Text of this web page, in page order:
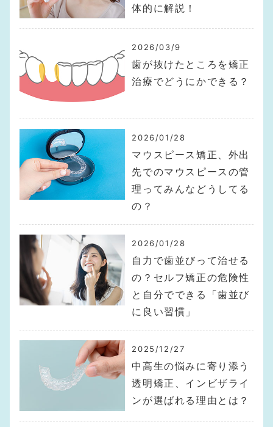
体的に解説！
2026/03/9
歯が抜けたところを矯正
治療でどうにかできる？
2026/01/28
マウスピース矯正、外出
先でのマウスピースの管
理ってみんなどうしてる
の？
2026/01/28
自力で歯並びって治せる
の？セルフ矯正の危険性
と自分でできる「歯並び
に良い習慣」
2025/12/27
中高生の悩みに寄り添う
透明矯正、インビザライ
ンが選ばれる理由とは？